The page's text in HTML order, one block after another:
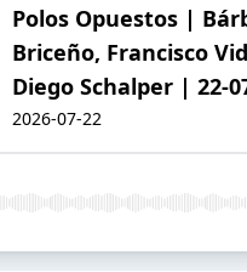
Polos Opuestos |
Briceño, Francisco
Diego Schalper | 22-
2026-07-22